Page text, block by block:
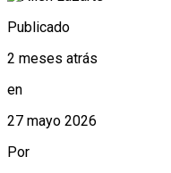
Publicado
2 meses atrás
en
27 mayo 2026
Por